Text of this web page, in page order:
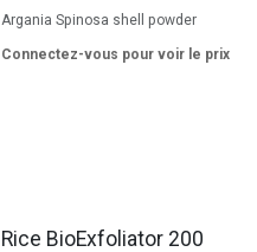
Argania Spinosa shell powder
Connectez-vous pour voir le prix
Rice BioExfoliator 200